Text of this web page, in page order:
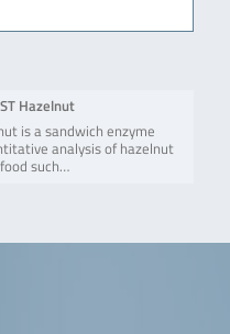
Hazelnut
is a sandwich enzyme
analysis of hazelnut
such…